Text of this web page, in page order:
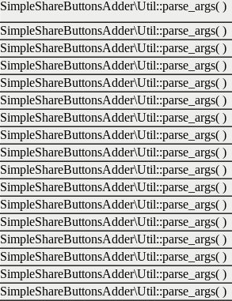
SimpleShareButtonsAdder\Util::parse_args( )
SimpleShareButtonsAdder\Util::parse_args( )
SimpleShareButtonsAdder\Util::parse_args( )
SimpleShareButtonsAdder\Util::parse_args( )
SimpleShareButtonsAdder\Util::parse_args( )
SimpleShareButtonsAdder\Util::parse_args( )
SimpleShareButtonsAdder\Util::parse_args( )
SimpleShareButtonsAdder\Util::parse_args( )
SimpleShareButtonsAdder\Util::parse_args( )
SimpleShareButtonsAdder\Util::parse_args( )
SimpleShareButtonsAdder\Util::parse_args( )
SimpleShareButtonsAdder\Util::parse_args( )
SimpleShareButtonsAdder\Util::parse_args( )
SimpleShareButtonsAdder\Util::parse_args( )
SimpleShareButtonsAdder\Util::parse_args( )
SimpleShareButtonsAdder\Util::parse_args( )
SimpleShareButtonsAdder\Util::parse_args( )